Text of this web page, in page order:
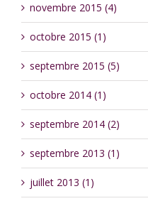
novembre 2015 (4)
octobre 2015 (1)
septembre 2015 (5)
octobre 2014 (1)
septembre 2014 (2)
septembre 2013 (1)
juillet 2013 (1)